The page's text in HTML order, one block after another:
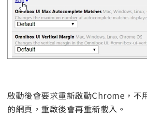
啟動後會要求重新啟動Chrome，不
的網頁，重啟後會再重新載入。